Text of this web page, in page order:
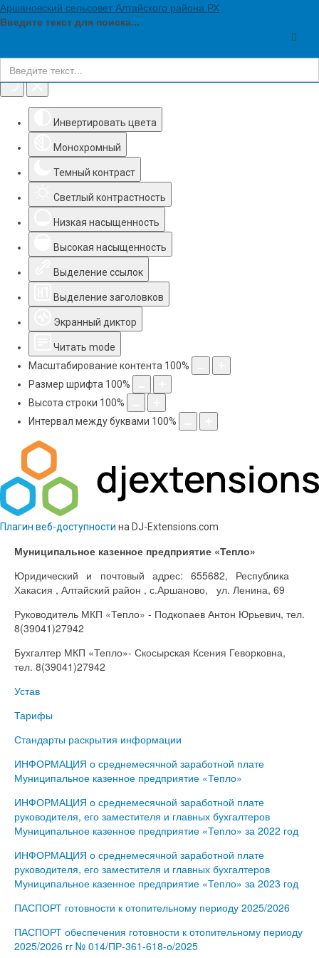
Инструменты доступности
Инвертировать цвета
Монохромный
Темный контраст
Светлый контрастность
Низкая насыщенность
Высокая насыщенность
Выделение ссылок
Выделение заголовков
Экранный диктор
Читать mode
Масштабирование контента 100%
Размер шрифта 100%
Высота строки 100%
Интервал между буквами 100%
Плагин веб-доступности на DJ-Extensions.com
Аршановский сельсовет Алтайского района РХ
Введите текст для поиска...
Муниципальное казенное предприятие «Тепло»
Юридический и почтовый адрес: 655682, Республика
Хакасия , Алтайский район , с.Аршаново, ул. Ленина, 69
Руководитель МКП «Тепло» - Подкопаев Антон Юрьевич, тел.
8(39041)27942
Бухгалтер МКП «Тепло»- Скосырская Ксения Геворковна,
тел. 8(39041)27942
Устав
Тарифы
Стандарты раскрытия информации
ИНФОРМАЦИЯ о среднемесячной заработной плате
Муниципальное казенное предприятие «Тепло»
ИНФОРМАЦИЯ о среднемесячной заработной плате
руководителя, его заместителя и главных бухгалтеров
Муниципальное казенное предприятие «Тепло» за 2022 год
ИНФОРМАЦИЯ о среднемесячной заработной плате
руководителя, его заместителя и главных бухгалтеров
Муниципальное казенное предприятие «Тепло» за 2023 год
ПАСПОРТ готовности к отопительному периоду 2025/2026
ПАСПОРТ обеспечения готовности к отопительному периоду
2025/2026 гг № 014/ПР-361-618-о/2025